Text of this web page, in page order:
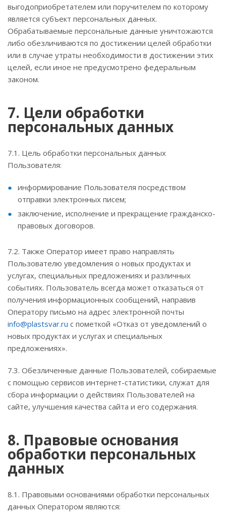
выгодоприобретателем или поручителем по которому
является субъект персональных данных.
Обрабатываемые персональные данные уничтожаются
либо обезличиваются по достижении целей обработки
или в случае утраты необходимости в достижении этих
целей, если иное не предусмотрено федеральным
законом.
7. Цели обработки
персональных данных
7.1. Цель обработки персональных данных
Пользователя:
информирование Пользователя посредством
отправки электронных писем;
заключение, исполнение и прекращение гражданско-
правовых договоров.
7.2. Также Оператор имеет право направлять
Пользователю уведомления о новых продуктах и
услугах, специальных предложениях и различных
событиях. Пользователь всегда может отказаться от
получения информационных сообщений, направив
Оператору письмо на адрес электронной почты
info@plastsvar.ru с пометкой «Отказ от уведомлений о
новых продуктах и услугах и специальных
предложениях».
7.3. Обезличенные данные Пользователей, собираемые
с помощью сервисов интернет-статистики, служат для
сбора информации о действиях Пользователей на
сайте, улучшения качества сайта и его содержания.
8. Правовые основания
обработки персональных
данных
8.1. Правовыми основаниями обработки персональных
данных Оператором являются: